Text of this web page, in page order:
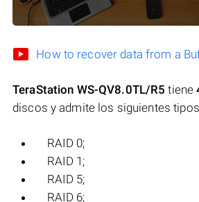
How to recover data from a
TeraStation WS-QV8.0TL/R5 tiene
discos y admite los siguientes
RAID 0;
RAID 1;
RAID 5;
RAID 6;